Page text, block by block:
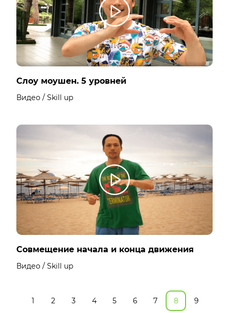
Слоу моушен. 5 уровней
Видео / Skill up
Совмещение начала и конца движения
Видео / Skill up
1 2 3 4 5 6 7 8 9